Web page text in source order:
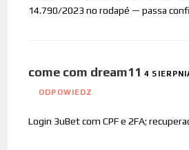
14.790/2023 no rodapé — passa
come com dream11 4
ODPOWIEDZ
Login 3uBet com CPF e 2FA;